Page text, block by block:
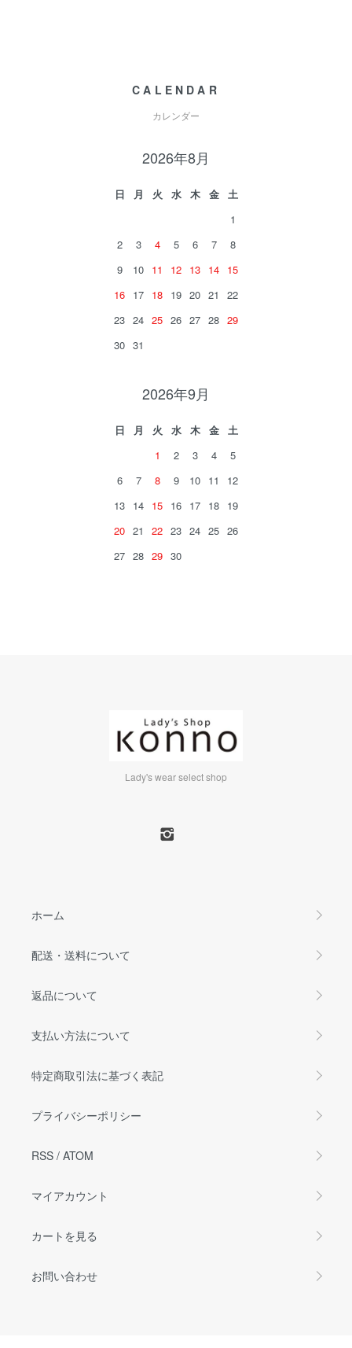
CALENDAR
カレンダー
2026年8月
日 月 火 水 木 金
土
1
2
3 4 5 6 7
8
9
10 11 12 13 14 15
16 17 18 19 20 21
22
23 24 25 26 27 28 29
30 31
2026年9月
日 月 火 水 木 金
土
1
2 3 4
5
6
7 8 9 10 11
12
13 14 15 16 17 18 19
20 21 22 23 24 25 26
27 28 29 30
Lady's wear select shop
ホーム
配送・送料について
返品について
支払い方法について
特定商取引法に基づく表記
プライバシーポリシー
RSS / ATOM
マイアカウント
カートを見る
お問い合わせ